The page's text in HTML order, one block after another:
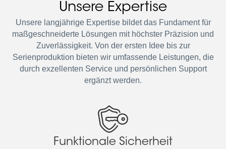
Unsere Expertise
Unsere langjährige Expertise bildet das Fundament für
maßgeschneiderte Lösungen mit höchster Präzision und
Zuverlässigkeit. Von der ersten Idee bis zur
Serienproduktion bieten wir umfassende Leistungen, die
durch exzellenten Service und persönlichen Support
ergänzt werden.
Funktionale Sicherheit